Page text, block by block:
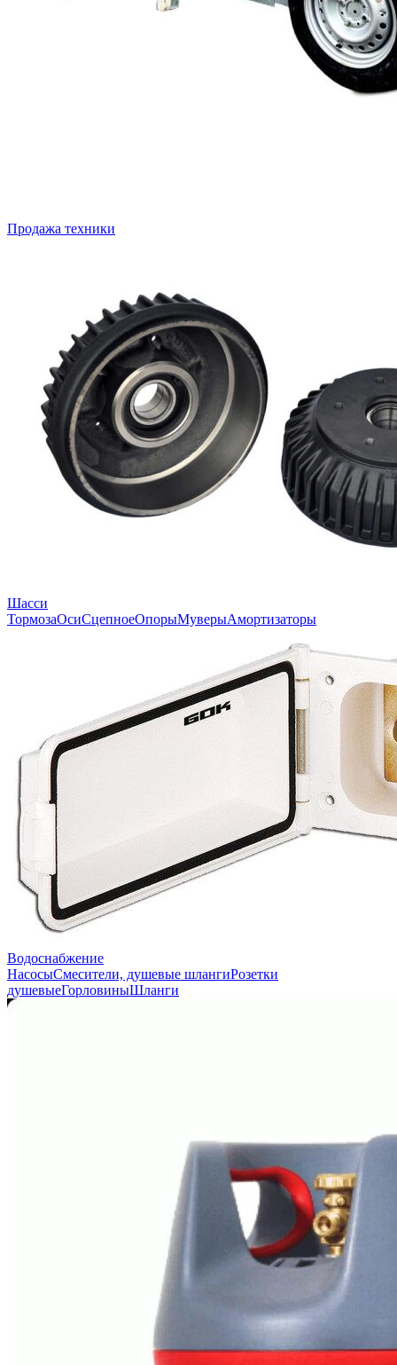
Продажа техники
Шасси
ТормозаОсиСцепноеОпорыМуверыАмортизаторы
Водоснабжение
НасосыСмесители, душевые шлангиРозетки
душевыеГорловиныШланги